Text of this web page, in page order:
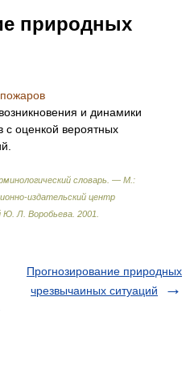
природных
и динамики
с оценкой вероятных
словарь. — М.:
издательский центр
Ю. Л. Воробьева 2001
Прогнозирование природных
чрезвычаиных ситуаций